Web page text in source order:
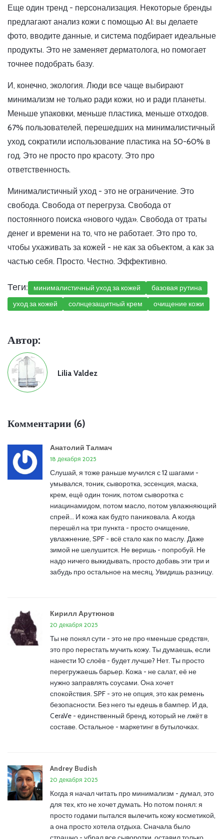
Еще один тренд - персонализация. Некоторые бренды
предлагают анализ кожи с помощью AI: вы делаете
фото, вводите данные, и система подбирает идеальные
продукты. Это не заменяет дерматолога, но помогает
точнее подобрать базу.
И, конечно, экология. Люди все чаще выбирают
минимализм не только ради кожи, но и ради планеты.
Меньше упаковки, меньше пластика, меньше отходов.
67% пользователей, перешедших на минималистичный
уход, сократили использование пластика на 50-60% в
год. Это не просто про красоту. Это про
ответственность.
Минималистичный уход - это не ограничение. Это
свобода. Свобода от перегруза. Свобода от
постоянного поиска «нового чуда». Свобода от траты
денег и времени на то, что не работает. Это про то,
чтобы ухаживать за кожей - не как за объектом, а как за
частью себя. Просто. Честно. Эффективно.
Теги: минималистичный уход за кожей
базовая рутина
уход за кожей
солнцезащитный крем очищение кожи
Автор:
Lilia Valdez
Комментарии (6)
Анатолий Талмач
18 декабря 2025
Слушай, я тоже раньше мучился с 12 шагами -
умывался, тоник, сыворотка, эссенция, маска,
крем, ещё один тоник, потом сыворотка с
ниацинамидом, потом масло, потом увлажняющий
спрей... И кожа как будто паниковала. А когда
перешёл на три пункта - просто очищение,
увлажнение, SPF - всё стало как по маслу. Даже
зимой не шелушится. Не веришь - попробуй. Не
надо ничего выкидывать, просто добавь эти три и
забудь про остальное на месяц. Увидишь разницу.
Кирилл Арутюнов
20 декабря 2025
Ты не понял сути - это не про «меньше средств»,
это про перестать мучить кожу. Ты думаешь, если
нанести 10 слоёв - будет лучше? Нет. Ты просто
перегружаешь барьер. Кожа - не салат, её не
нужно заправлять соусами. Она хочет
спокойствия. SPF - это не опция, это как ремень
безопасности. Без него ты едешь в бампер. И да,
CeraVe - единственный бренд, который не лжёт в
составе. Остальное - маркетинг в бутылочках.
Andrey Budish
20 декабря 2025
Когда я начал читать про минимализм - думал, это
для тех, кто не хочет думать. Но потом понял: я
просто годами пытался вылечить кожу косметикой,
а она просто хотела отдыха. Сначала было